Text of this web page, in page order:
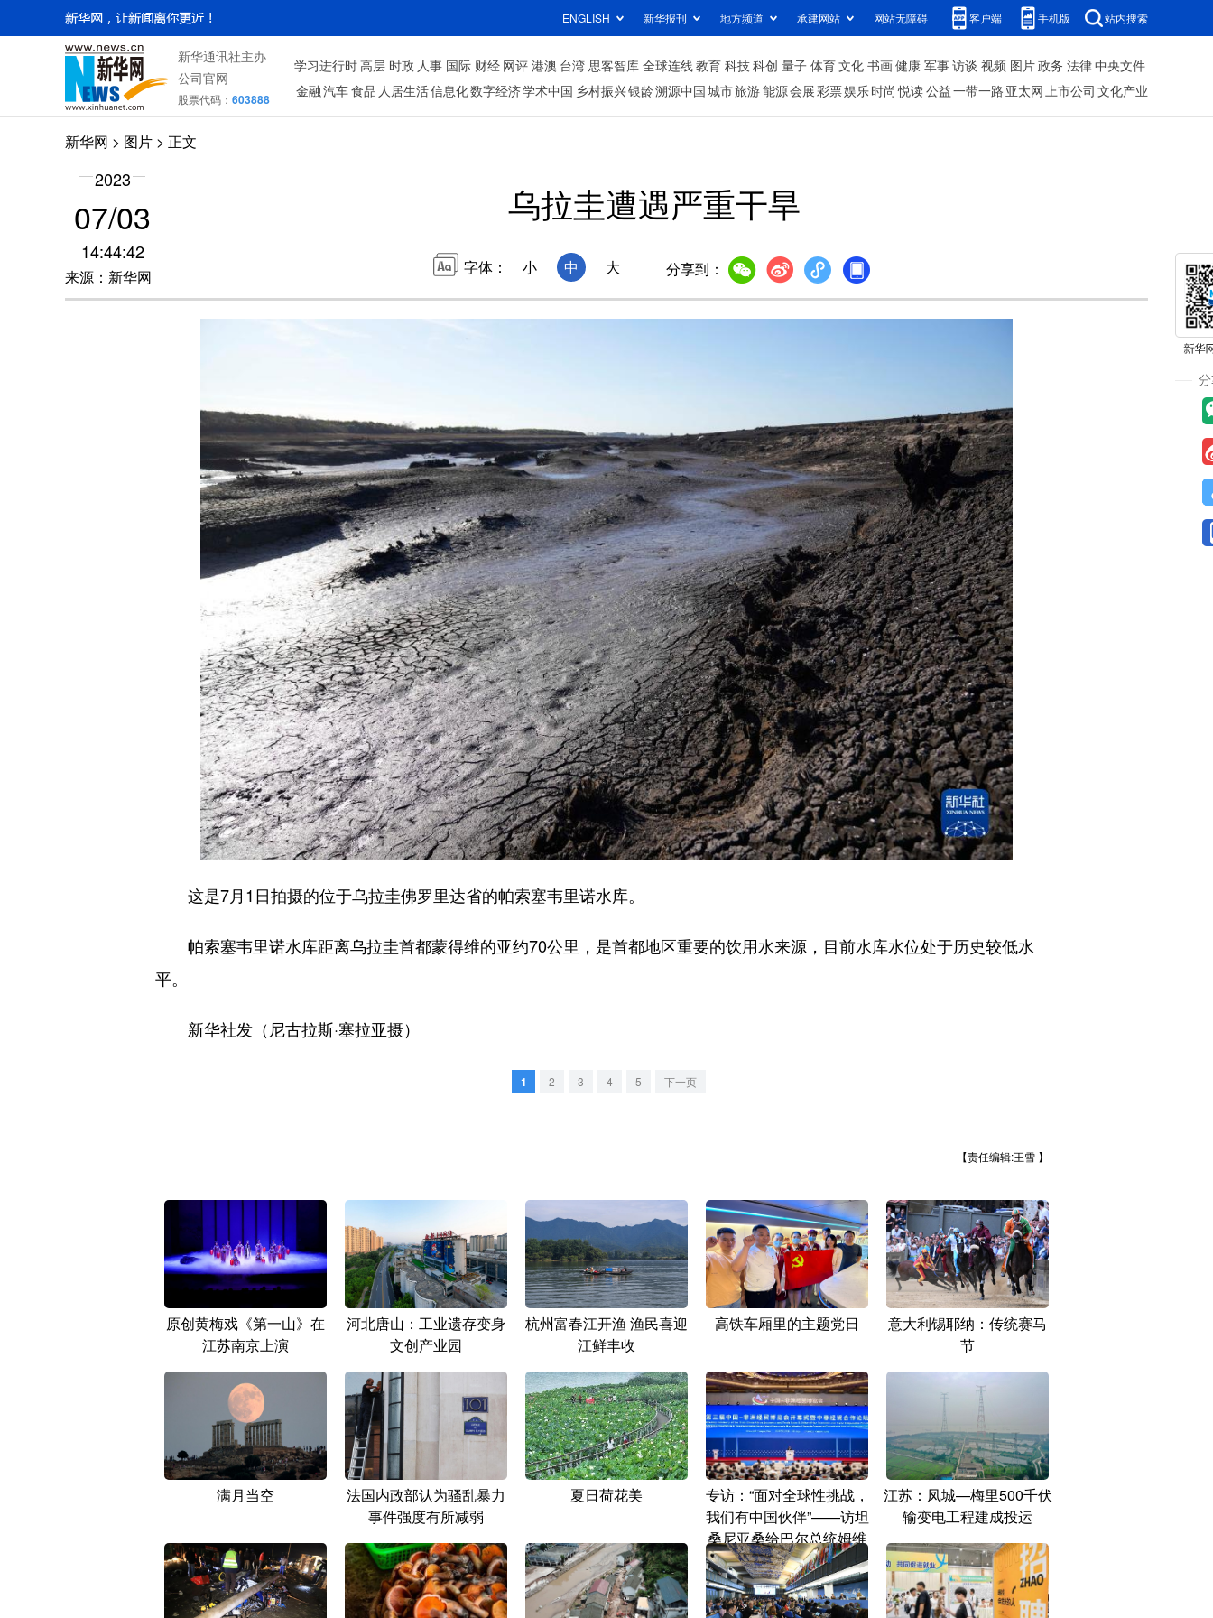
ENGLISH 新华报刊 地方频道 承建网站 网站无障碍 客户端 手机版 站内搜索
新华通讯社主办
公司官网
股票代码： 603888
学习进行时高层 时政 人事 国际 财经 网评 港澳 台湾 思客智库 全球连线教育 科技科创 量子 体育文化 书画健康 军事访谈 视频 图片政务 法律中央文件
金融汽车食品 人居生活信息化数字经济学术中国 乡村振兴银龄溯源中国城市旅游能源会展彩票娱乐时尚 悦读公益一带一路 亚太网上市公司 文化产业
新华网 > 图片 > 正文
2023
07/03
14:44:42
来源：新华网
乌拉圭遭遇严重干旱
字体： 小 中 大 分享到：
这是7月1日拍摄的位于乌拉圭佛罗里达省的帕索塞韦里诺水库。
帕索塞韦里诺水库距离乌拉圭首都蒙得维的亚约70公里，是首都地区重要的饮用水来源，目前水库水位处于历史较低水
平。
新华社发（尼古拉斯·塞拉亚摄）
1 2 3 4 5 下一页
【责任编辑:王雪 】
原创黄梅戏《第一山》在
江苏南京上演
河北唐山：工业遗存变身
文创产业园
杭州富春江开渔 渔民喜迎
江鲜丰收
高铁车厢里的主题党日
意大利锡耶纳：传统赛马
节
满月当空
法国内政部认为骚乱暴力
事件强度有所减弱
夏日荷花美
专访：“面对全球性挑战，
我们有中国伙伴”——访坦
桑尼亚桑给巴尔总统姆维
尼
江苏：凤城—梅里500千伏
输变电工程建成投运